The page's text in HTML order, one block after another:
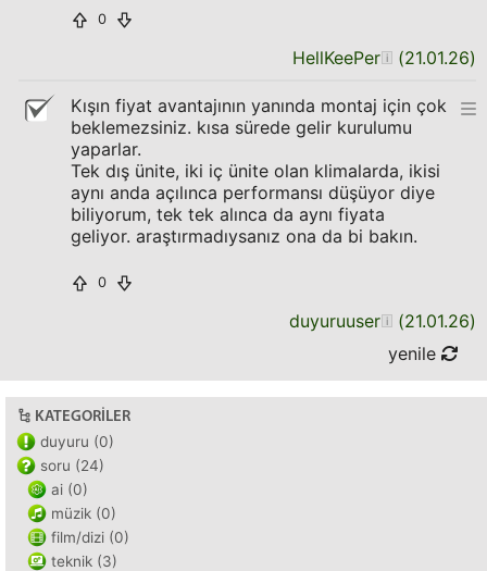
0
HellKeePer (21.01.26)
Kışın fiyat avantajının yanında montaj için çok
beklemezsiniz. kısa sürede gelir kurulumu
yaparlar.
Tek dış ünite, iki iç ünite olan klimalarda, ikisi
aynı anda açılınca performansı düşüyor diye
biliyorum, tek tek alınca da aynı fiyata
geliyor. araştırmadıysanız ona da bi bakın.
0
duyuruuser (21.01.26)
yenile
KATEGORILER
duyuru (0)
soru (24)
ai (0)
müzik (0)
film/dizi (0)
teknik (3)